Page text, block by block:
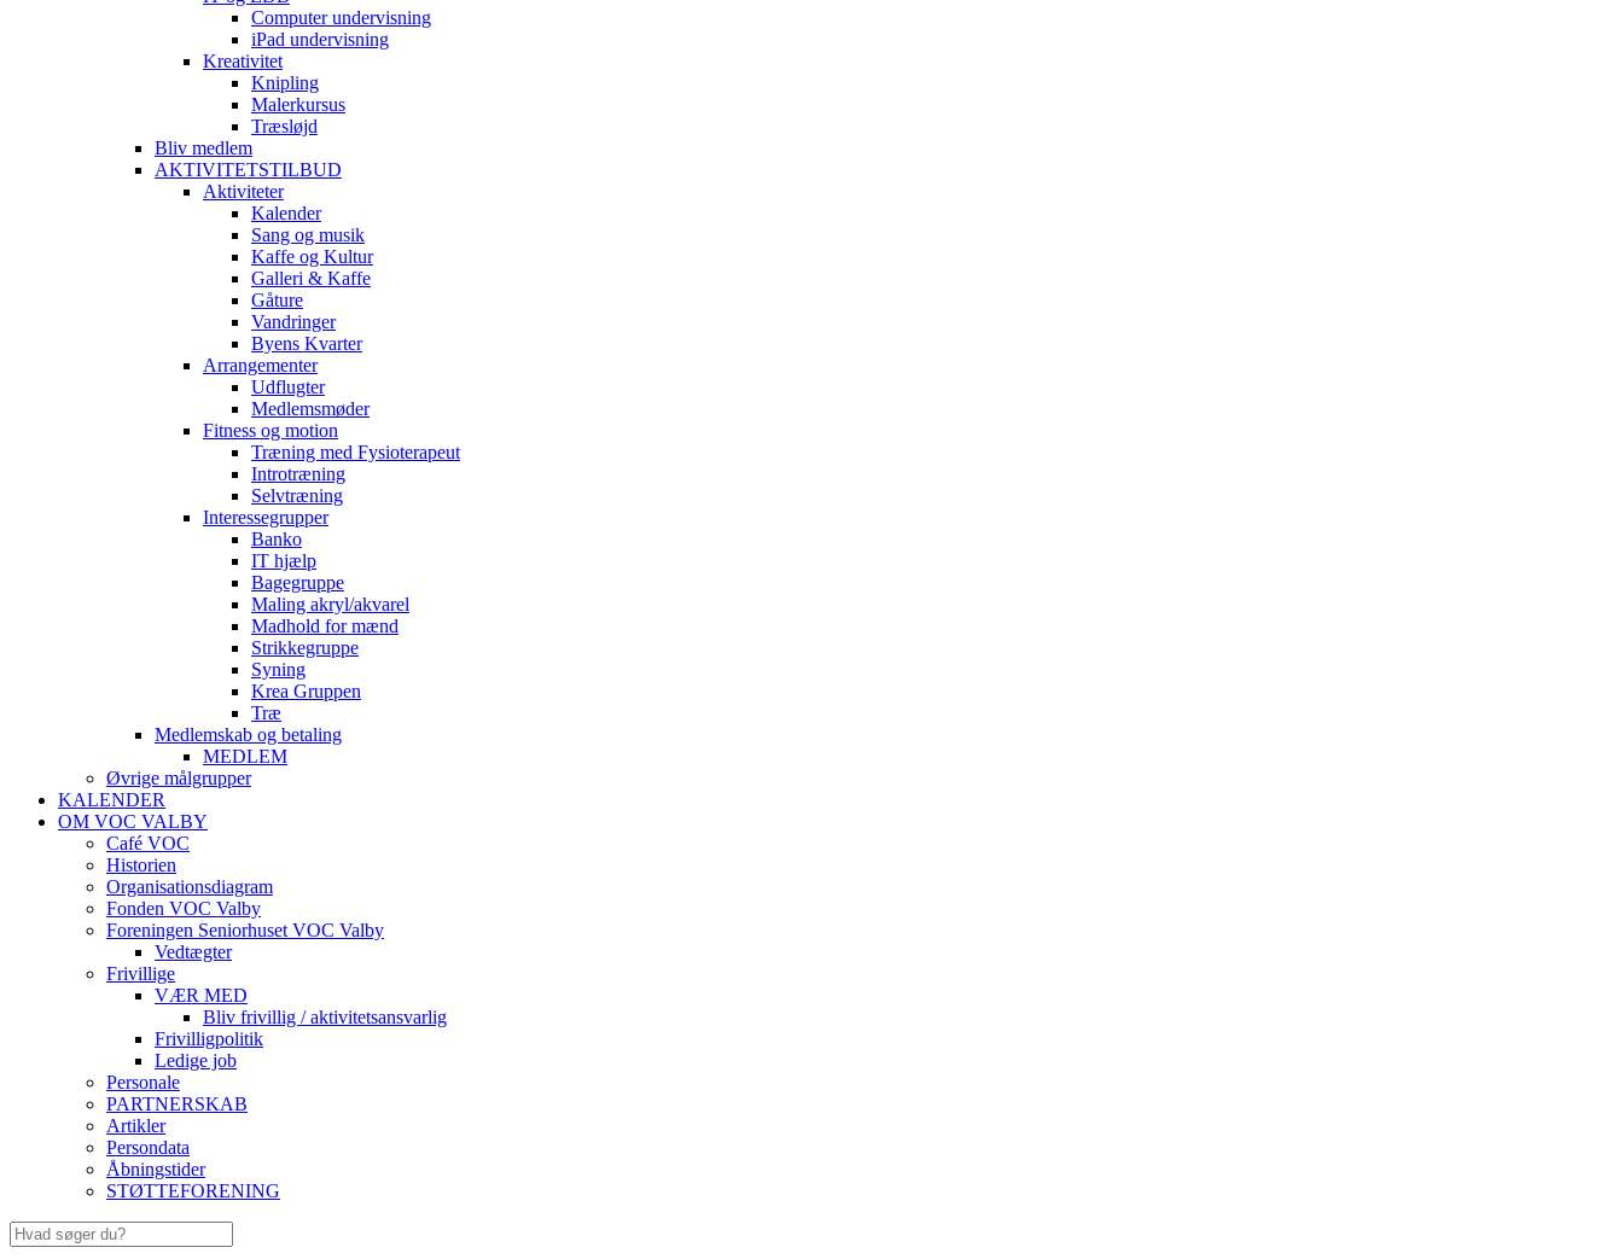
Computer undervisning
iPad undervisning
Kreativitet
Knipling
Malerkursus
Træsløjd
Bliv medlem
AKTIVITETSTILBUD
Aktiviteter
Kalender
Sang og musik
Kaffe og Kultur
Galleri & Kaffe
Gåture
Vandringer
Byens Kvarter
Arrangementer
Udflugter
Medlemsmøder
Fitness og motion
Træning med Fysioterapeut
Introtræning
Selvtræning
Interessegrupper
Banko
IT hjælp
Bagegruppe
Maling akryl/akvarel
Madhold for mænd
Strikkegruppe
Syning
Krea Gruppen
Træ
Medlemskab og betaling
MEDLEM
Øvrige målgrupper
KALENDER
OM VOC VALBY
Café VOC
Historien
Organisationsdiagram
Fonden VOC Valby
Foreningen Seniorhuset VOC Valby
Vedtægter
Frivillige
VÆR MED
Bliv frivillig / aktivitetsansvarlig
Frivilligpolitik
Ledige job
Personale
PARTNERSKAB
Artikler
Persondata
Åbningstider
STØTTEFORENING